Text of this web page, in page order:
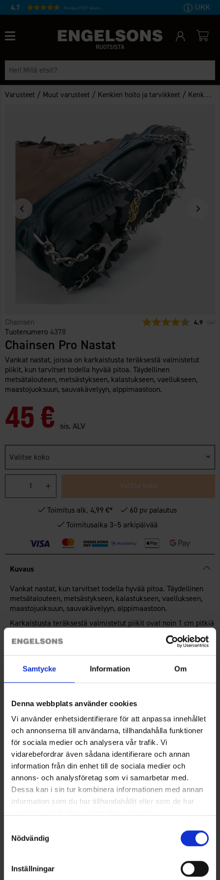
Samtycke Information Om
Denna webbplats använder cookies
Vi använder enhetsidentifierare för att anpassa innehållet
och annonserna till användarna, tillhandahålla funktioner
för sociala medier och analysera vår trafik. Vi
vidarebefordrar även sådana identifierare och annan
information från din enhet till de sociala medier och
annons- och analysföretag som vi samarbetar med.
Dessa kan i sin tur kombinera informationen med annan
information som du har tillhandahållit eller som de har
Nödvändig
Inställningar
4.7 Perustuu 27231 ääneen UKK
RUOTSISTA
Varusteet / Muut varusteet / Kenkien hoito ja tarvikkeet / Kenkatarvikkeet
Chainsen
Tuotenumero 4378
4.9 44
Chainsen Pro Nastat
Vankat nastat, joissa on karkaistusta teräksestä valmistetut
piikit, kun tarvitset todella hyvää pitoa. Täydellinen
metsätalouteen, metsästykseen, kalastukseen, vaellukseen,
maastojuoksuun, sauvakävelyyn, alppimaastoon.
45 € sis. ALV
Valitse koko
Valitse koko
Toimitus alk. 4,99 €*
60 pv palautus
Toimitusaika 3–5 arkipäivää
Kuvaus
Vankat nastat, kun tarvitset todella hyvää pitoa. Täydellinen
metsätalouteen, metsästykseen, kalastukseen, vaellukseen,
maastojuoksuun, sauvakävelyyn, alppimaastoon.
Karkaistusta teräksestä valmistetut piikit ovat noin 1 cm pitkiä
ja tarjoavat varman pidon jäisillä ja liukkailla pinnoilla sekä
pakkautuneella lumella. Kumitettu malli tekee niistä
pukea ja riisua. Kumi on testattu -40°:seen asti. Toimitetaan
kätevässä suljettavassa säilytyspussissa.
Näytä lisää
Tekniset tiedot
Arvostelut
Saatat myös tarvita